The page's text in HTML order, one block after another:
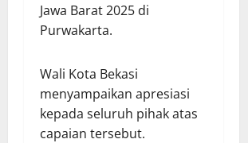
Jawa Barat 2025 di
Purwakarta.
Wali Kota Bekasi
menyampaikan apresiasi
kepada seluruh pihak atas
capaian tersebut.